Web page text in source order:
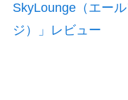
SkyLounge（エー
ジ）」レビュー